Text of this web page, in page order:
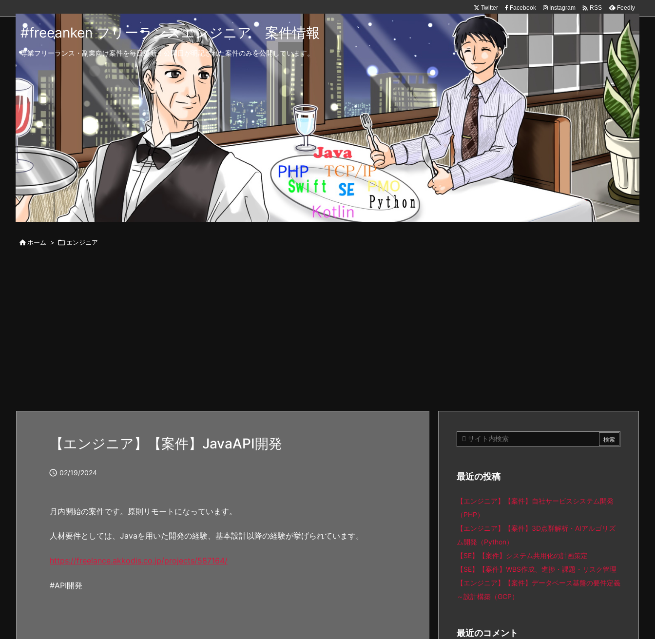
Twitter Facebook Instagram  RSS Feedly
#freeanken フリーランスエンジニア 案件情報
専業フリーランス・副業向け案件を毎日更新！公開日が明記された案件のみを公開しています。
 ホーム > エンジニア
【エンジニア】【案件】JavaAPI開発
 02/19/2024
月内開始の案件です。原則リモートになっています。
人材要件としては、Javaを用いた開発の経験、基本設計以降の経験が挙げられています。
https://freelance.akkodis.co.jp/projects/587164/
#API開発
最近の投稿
【エンジニア】【案件】自社サービスシステム開発
（PHP）
【エンジニア】【案件】3D点群解析・AIアルゴリズ
ム開発（Python）
【SE】【案件】システム共用化の計画策定
【SE】【案件】WBS作成、進捗・課題・リスク管理
【エンジニア】【案件】データベース基盤の要件定義
～設計構築（GCP）
最近のコメント